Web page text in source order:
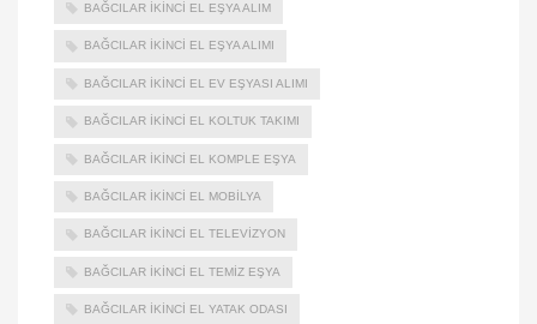
BAĞCILAR IKINCI EL EŞYA ALIM
BAĞCILAR IKINCI EL EŞYA ALIMI
BAĞCILAR IKINCI EL EV EŞYASI ALIMI
BAĞCILAR IKINCI EL KOLTUK TAKIMI
BAĞCILAR IKINCI EL KOMPLE EŞYA
BAĞCILAR IKINCI EL MOBILYA
BAĞCILAR IKINCI EL TELEVIZYON
BAĞCILAR IKINCI EL TEMIZ EŞYA
BAĞCILAR IKINCI EL YATAK ODASI